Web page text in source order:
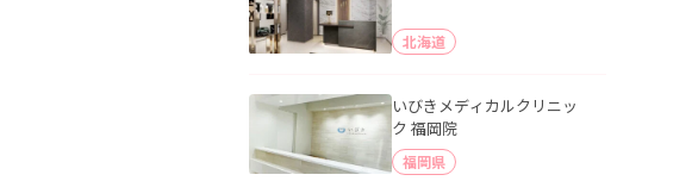
北海道
いびきメディカルクリニッ
ク 福岡院
福岡県